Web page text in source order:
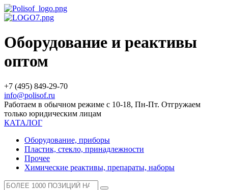
Оборудование и реактивы
оптом
+7 (495) 849-29-70
info@polisof.ru
Работаем в обычном режиме с 10-18, Пн-Пт. Отгружаем
только юридическим лицам
КАТАЛОГ
Оборудование, приборы
Пластик, стекло, принадлежности
Прочее
Химические реактивы, препараты, наборы